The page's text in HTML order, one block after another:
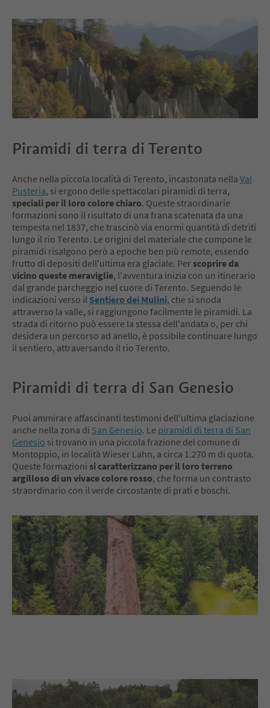
Piramidi di terra di Terento
Anche nella piccola località di Terento, incastonata nella Val
Pusteria, si ergono delle spettacolari piramidi di terra,
speciali per il loro colore chiaro. Queste straordinarie
formazioni sono il risultato di una frana scatenata da una
tempesta nel 1837, che trascinò via enormi quantità di detriti
lungo il rio Terento. Le origini del materiale che compone le
piramidi risalgono però a epoche ben più remote, essendo
frutto di depositi dell'ultima era glaciale. Perscoprire da
vicino queste meraviglie, l'avventura inizia con un itinerario
dal grande parcheggio nel cuore di Terento. Seguendo le
indicazioni verso il Sentiero dei Mulini, che si snoda
attraverso la valle, si raggiungono facilmente le piramidi. La
strada di ritorno può essere la stessa dell'andata o, per chi
desidera un percorso ad anello, è possibile continuare lungo
il sentiero, attraversando il rio Terento.
Piramidi di terra di San Genesio
Puoi ammirare affascinanti testimoni dell'ultima glaciazione
anche nella zona di San Genesio. Le piramidi di terra di San
Genesio si trovano in una piccola frazione del comune di
Montoppio, in località Wieser Lahn, a circa 1.270 m di quota.
Queste formazioni si caratterizzano per il loro terreno
argilloso di un vivace colore rosso, che forma un contrasto
straordinario con il verde circostante di prati e boschi.